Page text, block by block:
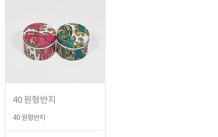
40 원형반지
40 원형반지